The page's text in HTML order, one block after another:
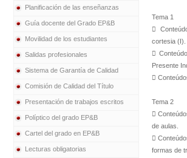
Planificación de las enseñanzas
Guía docente del Grado EP&B
Movilidad de los estudiantes
Salidas profesionales
Sistema de Garantía de Calidad
Comisión de Calidad del Título
Presentación de trabajos escritos
Políptico del grado EP&B
Cartel del grado en EP&B
Lecturas obligatorias
Tema 1

cortesia (I).

Presente

Tema 2

de aulas.

formas de